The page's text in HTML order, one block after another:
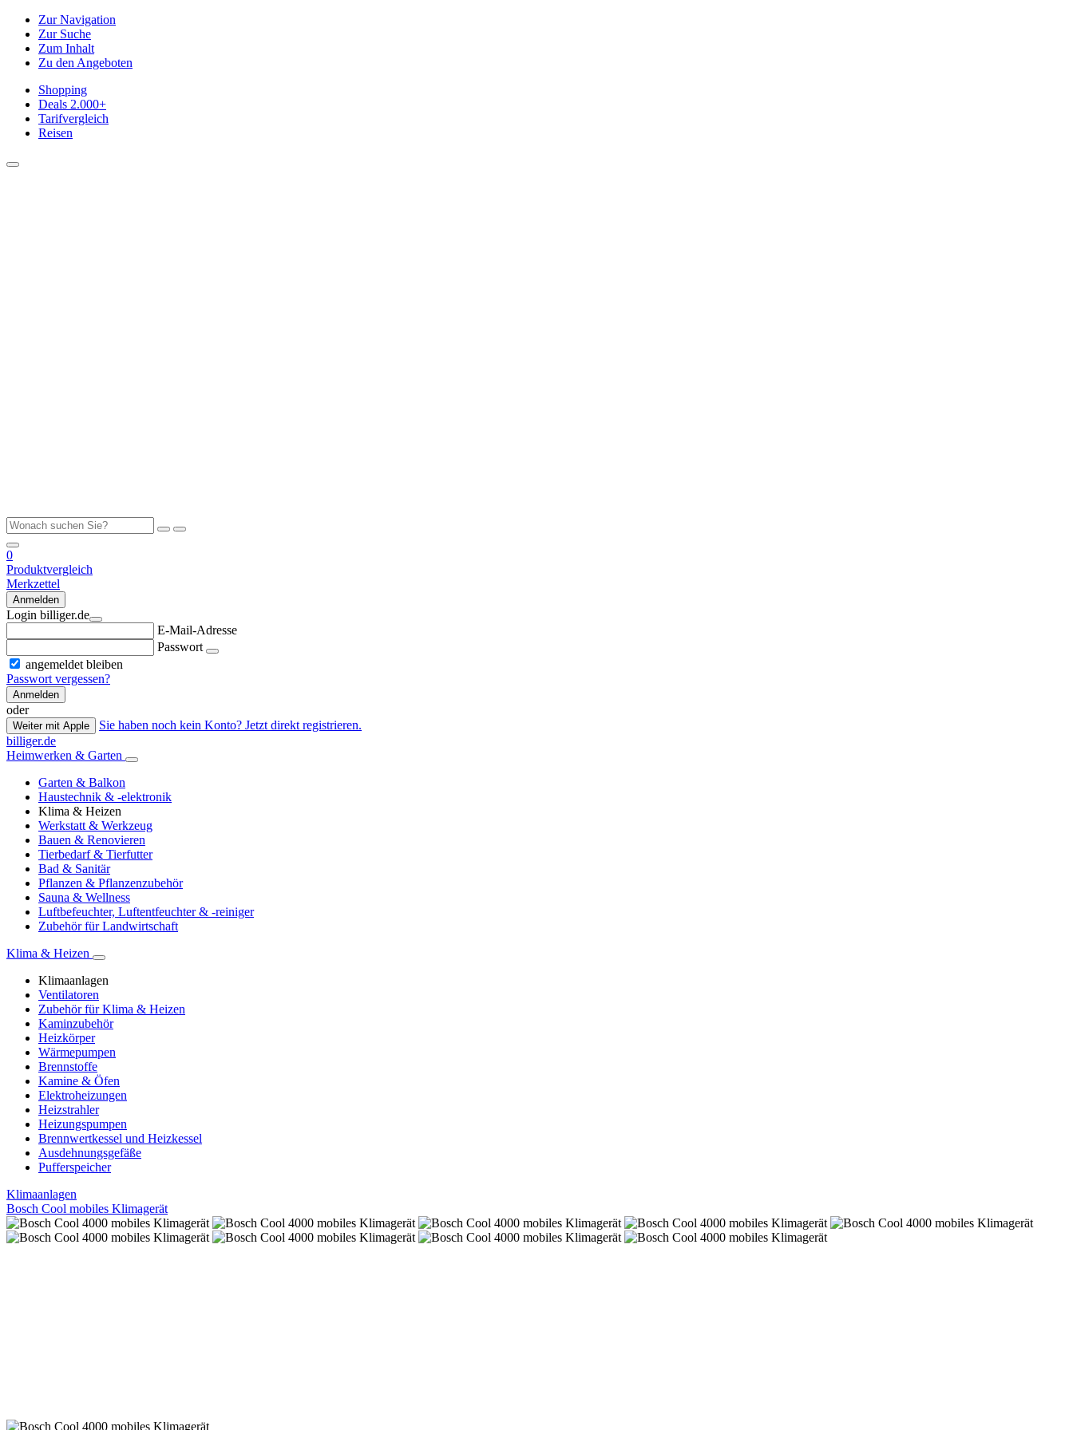
Zur Navigation
Zur Suche
Zum Inhalt
Zu den Angeboten
Shopping
Deals 2.000+
Tarifvergleich
Reisen
0
Produktvergleich
Merkzettel
Anmelden
Login billiger.de
E-Mail-Adresse
Passwort
angemeldet bleiben
Passwort vergessen?
Anmelden
oder
Weiter mit Apple
Sie haben noch kein Konto? Jetzt direkt registrieren.
billiger.de
Heimwerken & Garten
Garten & Balkon
Haustechnik & -elektronik
Klima & Heizen
Werkstatt & Werkzeug
Bauen & Renovieren
Tierbedarf & Tierfutter
Bad & Sanitär
Pflanzen & Pflanzenzubehör
Sauna & Wellness
Luftbefeuchter, Luftentfeuchter & -reiniger
Zubehör für Landwirtschaft
Klima & Heizen
Klimaanlagen
Ventilatoren
Zubehör für Klima & Heizen
Kaminzubehör
Heizkörper
Wärmepumpen
Brennstoffe
Kamine & Öfen
Elektroheizungen
Heizstrahler
Heizungspumpen
Brennwertkessel und Heizkessel
Ausdehnungsgefäße
Pufferspeicher
Klimaanlagen
Bosch Cool mobiles Klimagerät